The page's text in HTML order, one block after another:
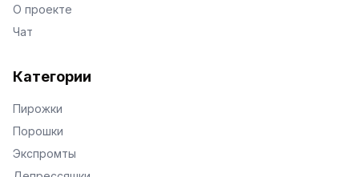
О проекте
Чат
Категории
Пирожки
Порошки
Экспромты